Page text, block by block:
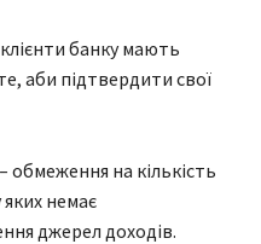
банку мають
аби підтвердити свої
на кількість
яких немає
джерел доходів.